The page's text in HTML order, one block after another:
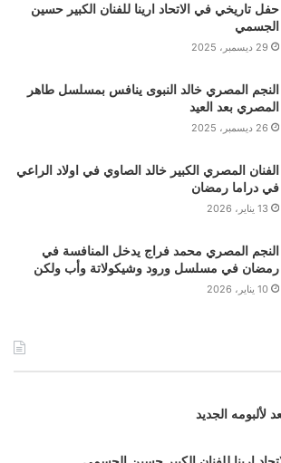
حفل تاريخي في الاتحاد ارينا للفنان الكبير حسين
الجسمي
29 ديسمبر، 2025
النجم المصري خالد النبوى ينافس بمسلسل طاهر
المصري بعد العيد
26 ديسمبر، 2025
الفنان المصري الكبير خالد الصاوي في اولاد الراعي
في دراما رمضان
13 يناير، 2026
النجم المصري محمد فراج يدخل المنافسة في
رمضان في مسلسل ورود وشيكولاتة وأب ولكن
10 يناير، 2026
لألبومه الجديد